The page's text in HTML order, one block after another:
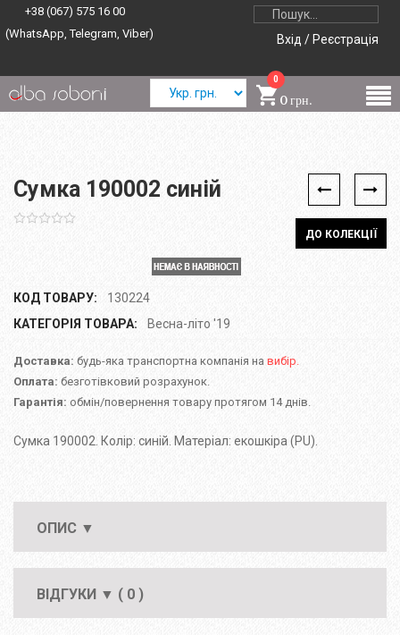
+38 (067) 575 16 00
(WhatsApp, Telegram, Viber)
Вхід / Реєстрація
0
0 грн.
ДО КОЛЕКЦІЇ
Сумка 190002 синій
КОД ТОВАРУ:
130224
КАТЕГОРІЯ ТОВАРА:
Весна-літо '19
Доставка: будь-яка транспортна компанія на вибір.
Оплата: безготівковий розрахунок.
Гарантія: обмін/повернення товару протягом 14 днів.
Сумка 190002. Колір: синій. Матеріал: екошкіра (PU).
ОПИС ▼
ВІДГУКИ ▼ ( 0 )